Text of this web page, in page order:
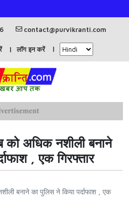
contact@purvikranti.com
लॉग इन करें
अधिक नशीली बनाने
, एक गिरफ्तार
बनाने का पुलिस ने किया पर्दाफाश , एक